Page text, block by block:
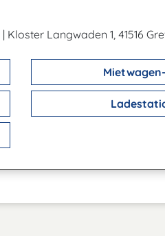
| Kloster Langwaden 1, 41516